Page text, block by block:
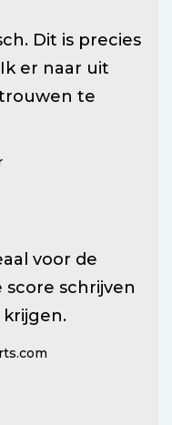
Dit is precies
er naar uit
te
voor de
schrijven